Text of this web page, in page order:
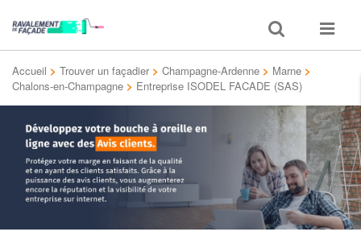
Toggle
search
Toggle
Accueil > Trouver un façadier > Champagne-Ardenne > Marne >
Chalons-en-Champagne > Entreprise ISODEL FACADE (SAS)